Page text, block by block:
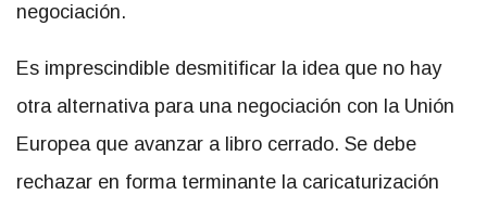
negociación.
Es imprescindible desmitificar la idea que no hay
otra alternativa para una negociación con la Unión
Europea que avanzar a libro cerrado. Se debe
rechazar en forma terminante la caricaturización